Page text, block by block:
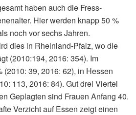
haben auch die Fress-
Hier werden knapp 50 %
noch vor sechs Jahren.
dies in Rheinland-Pfalz, wo die
(2010:194, 2016: 354). Im
(2010: 39, 2016: 62), in Hessen
113, 2016: 84). Gut drei Viertel
Geplagten sind Frauen Anfang 40.
Verzicht auf Essen zeigt einen